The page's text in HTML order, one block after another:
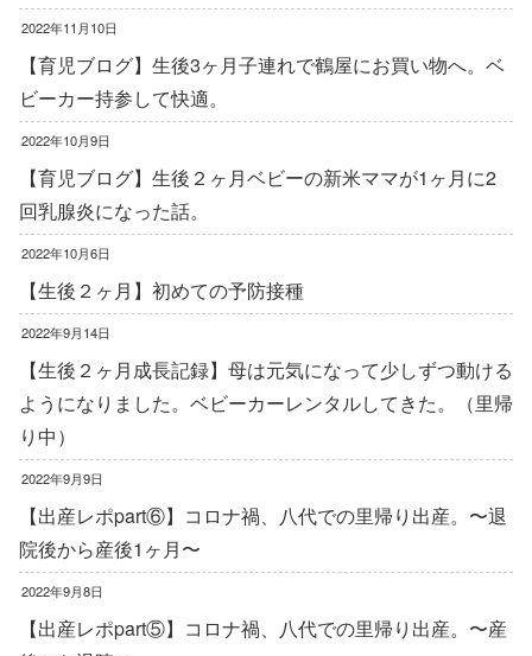
2022年11月10日
【育児ブログ】生後3ヶ月子連れで鶴屋にお買い物へ。ベ
ビーカー持参して快適。
2022年10月9日
【育児ブログ】生後２ヶ月ベビーの新米ママが1ヶ月に2
回乳腺炎になった話。
2022年10月6日
【生後２ヶ月】初めての予防接種
2022年9月14日
【生後２ヶ月成長記録】母は元気になって少しずつ動ける
ようになりました。ベビーカーレンタルしてきた。（里帰
り中）
2022年9月9日
【出産レポpart⑥】コロナ禍、八代での里帰り出産。〜退
院後から産後1ヶ月〜
2022年9月8日
【出産レポpart⑤】コロナ禍、八代での里帰り出産。〜産